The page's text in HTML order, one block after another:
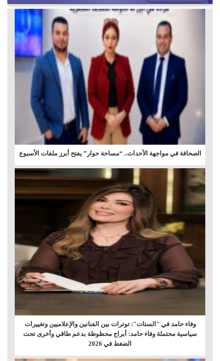
الصحافة في مواجهة الأحداث.. “مساحة حوار” يفتح أبرز ملفات الأسبوع
وفاء حامد في "الستات": توترات بين الفنانين والإعلاميين وتغييرات
سياسية محتملة وفاء حامد: أبراج محظوظة بدعم طاقي وأخرى تحت
الضغط في 2026